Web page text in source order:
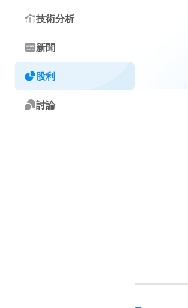
技術分析
新聞
股利
討論